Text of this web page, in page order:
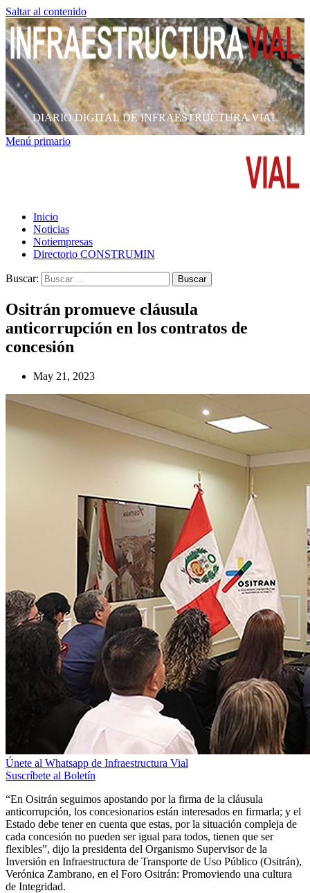
Saltar al contenido
DIARIO DIGITAL DE INFRAESTRUCTURA VIAL
Menú primario
Inicio
Noticias
Notiempresas
Directorio CONSTRUMIN
Buscar:
Ositrán promueve cláusula
anticorrupción en los contratos de
concesión
May 21, 2023
Únete al Whatsapp de Infraestructura Vial
Suscríbete al Boletín
“En Ositrán seguimos apostando por la firma de la cláusula
anticorrupción, los concesionarios están interesados en firmarla; y el
Estado debe tener en cuenta que estas, por la situación compleja de
cada concesión no pueden ser igual para todos, tienen que ser
flexibles”, dijo la presidenta del Organismo Supervisor de la
Inversión en Infraestructura de Transporte de Uso Público (Ositrán),
Verónica Zambrano, en el Foro Ositrán: Promoviendo una cultura
de Integridad.